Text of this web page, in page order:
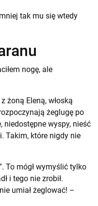
tak mu się wtedy
nogę, ale
żoną Eleną, włoską
żeglugę po
niedostępne wyspy, nieść
Takim, które nigdy nie
To mógł wymyślić tylko
i tego nie zrobił.
umiał żeglować! –